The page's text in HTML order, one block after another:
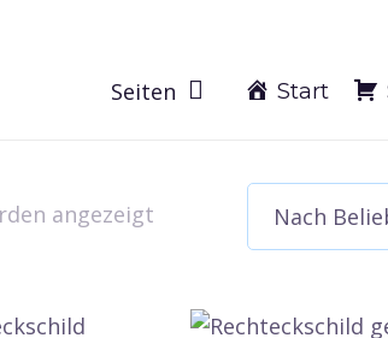
Seiten Start
angezeigt
Beliebtheit